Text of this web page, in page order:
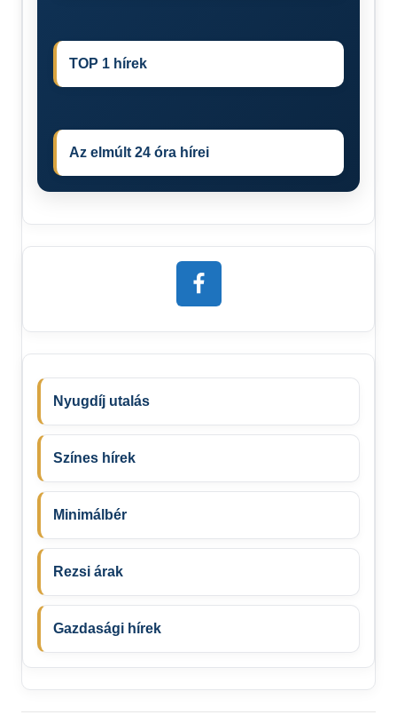
TOP 1 hírek
Az elmúlt 24 óra hírei
Nyugdíj utalás
Színes hírek
Minimálbér
Rezsi árak
Gazdasági hírek